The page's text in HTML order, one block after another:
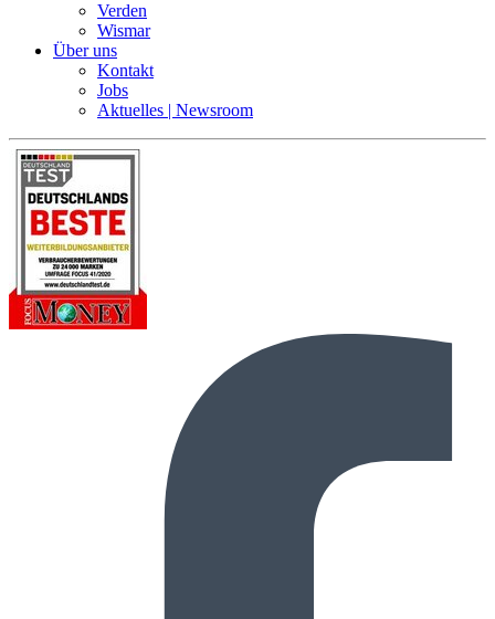
Verden
Wismar
Über uns
Kontakt
Jobs
Aktuelles | Newsroom